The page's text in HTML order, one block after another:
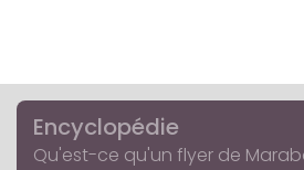
Encyclopédie
Qu'est-ce qu'un flyer de